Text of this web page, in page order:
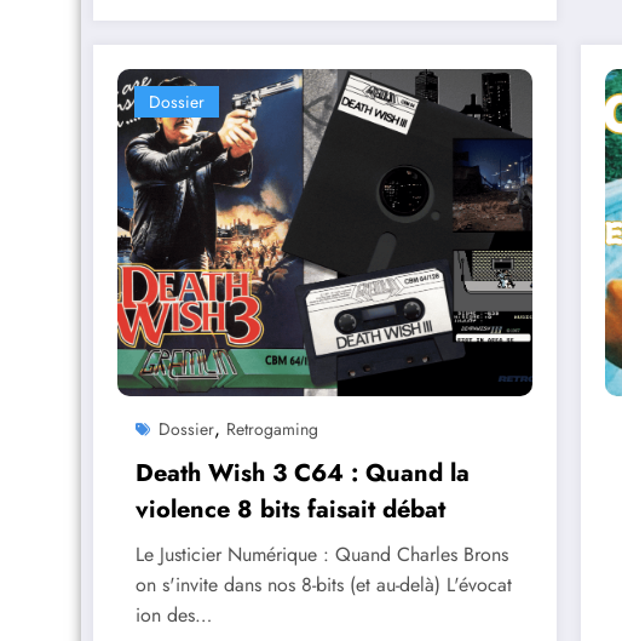
Dossier
Dossier, Retrogaming
Death Wish 3 C64 : Quand la
violence 8 bits faisait débat
Le Justicier Numérique : Quand Charles Brons
on s'invite dans nos 8-bits (et au-delà) L'évocat
ion des…